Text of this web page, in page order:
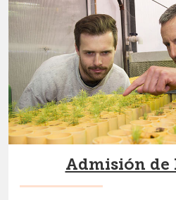
Admisión de